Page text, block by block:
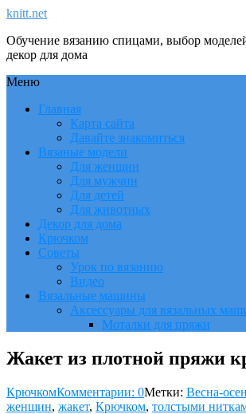
knitt.net
Обучение вязанию спицами, выбор
декор для дома
Меню
Главная
Карта сайта
Давайте знакомиться
Вязаные модели
Для женщин
Для мужчин
Для детей
Для животных
Декор для дома
Крючком
Советы
Урок по вязанию
Видео
Вязальные машины
Аксессуары для вязальных
Моталки для пряжи
Жакет из плотной пряжи
КрючкомКомментарии: 0Метки: Весна-
женщин, жакет, Крючком, толстыми